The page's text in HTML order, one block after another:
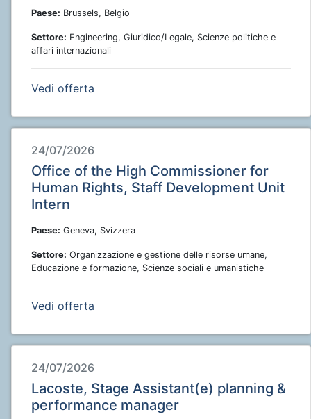
Paese: Brussels, Belgio
Settore: Engineering, Giuridico/Legale, Scienze politiche e
affari internazionali
Vedi offerta
24/07/2026
Office of the High Commissioner for
Human Rights, Staff Development Unit
Intern
Paese: Geneva, Svizzera
Settore: Organizzazione e gestione delle risorse umane,
Educazione e formazione, Scienze sociali e umanistiche
Vedi offerta
24/07/2026
Lacoste, Stage Assistant(e) planning &
performance manager